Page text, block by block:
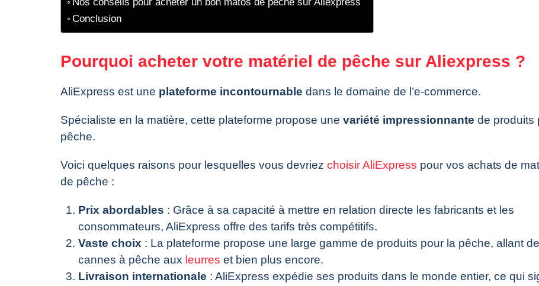
Conclusion
Pourquoi acheter votre matériel de pêche sur Aliexpress ?
AliExpress est une plateforme incontournable dans le domaine de l’e-commerce.
Spécialiste en la matière, cette plateforme propose une variété impressionnante de produits
pêche.
Voici quelques raisons pour lesquelles vous devriez choisir AliExpress pour vos achats de
de pêche :
Prix abordables : Grâce à sa capacité à mettre en relation directe les fabricants et les
consommateurs, AliExpress offre des tarifs très compétitifs.
Vaste choix : La plateforme propose une large gamme de produits pour la pêche, allant
cannes à pêche aux leurres et bien plus encore.
Livraison internationale : AliExpress expédie ses produits dans le monde entier, ce qui